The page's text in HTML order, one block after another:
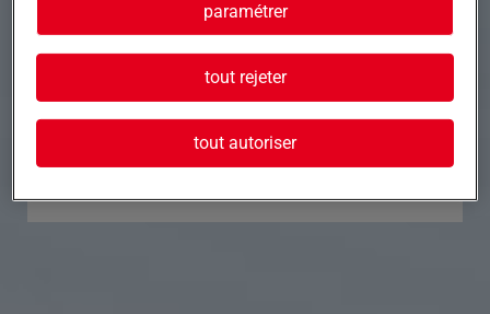
Postuler à cette offre
paramétrer
tout rejeter
tout autoriser